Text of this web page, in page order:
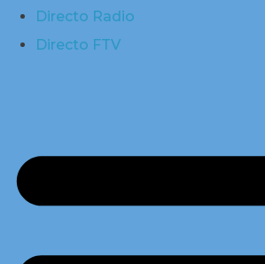
Directo Radio
Directo FTV